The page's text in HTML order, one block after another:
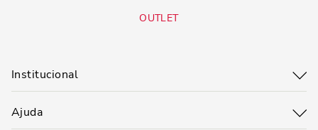
OUTLET
Institucional
Ajuda